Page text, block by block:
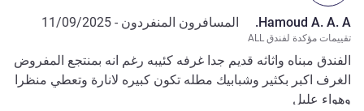
Hamoud A. A. A. المسافرون المنفردون - 11/09/2025
تقييمات مؤكدة لفندق ALL
الفندق مبناه واثاثه قديم جدا غرفه كئيبه رغم انه بمنتجع المفروض
الغرف اكبر بكثير وشبابيك مطله تكون كبيره لانارة وتعطي منظرا
وهواء عليل